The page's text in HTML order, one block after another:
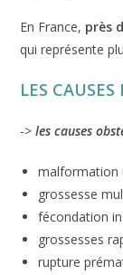
En France, près
qui représente
LES
->les causes
malformation
grossesse
fécondation
grossesses
rupture